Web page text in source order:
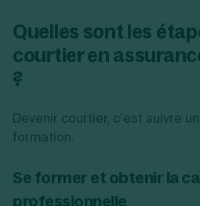
Quelles sont les
courtier en
?
Devenir courtier, c’est suivre
formation.
Se former et obtenir la
professionnelle